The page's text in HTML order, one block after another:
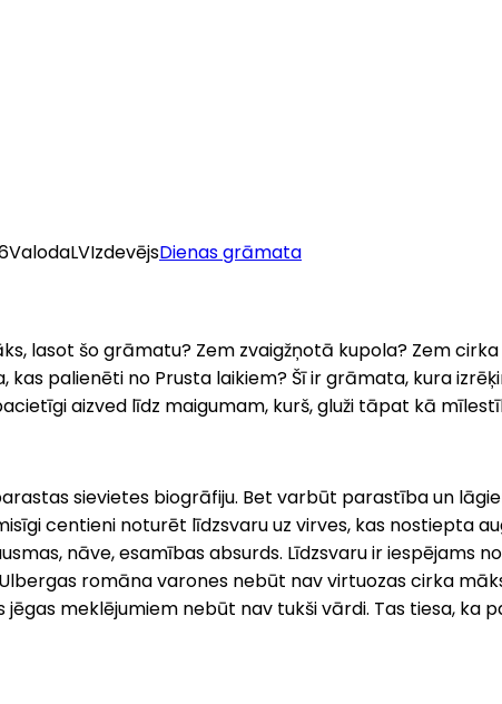
ValodaLVIzdevējsDienas grāmata
lasot šo grāmatu? Zem zvaigžņotā kupola? Zem
kas palienēti no Prusta laikiem? Šī ir grāmata, kura
aizved līdz maigumam, kurš, gluži tāpat kā
sievietes biogrāfiju. Bet varbūt parastība un
centieni noturēt līdzsvaru uz virves, kas nostiepta
nāve, esamības absurds. Līdzsvaru ir
romāna varones nebūt nav virtuozas cirka
meklējumiem nebūt nav tukši vārdi. Tas tiesa,